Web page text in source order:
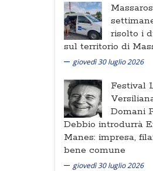
risolto i
sul territorio di
giovedì 30 luglio 2026
Festival
Domani
Debbio introdurrà
Manes: impresa,
bene comune
giovedì 30 luglio 2026